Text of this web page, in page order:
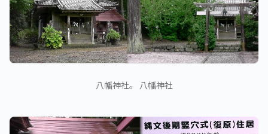
八幡神社。 八幡神社